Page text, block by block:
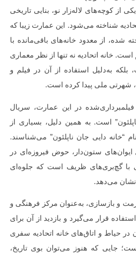
از کوچه‌های لاله‌زار نو، بنایی تاریخی
شناخته می‌شود. این عمارت زیبا که
شده، از معدود خانه‌های باقی‌مانده با
خانه اتحادیه نه تنها از نظر معماری
بلکه به‌دلیل استفاده از آن در فیلم و
شهرتی ملی پیدا کرده است.
در این عمارت، سریال
است. به همین دلیل، بسیاری از
“خانه دایی جان ناپلئون” می‌شناسند.
ستون‌دار، حوض فیروزه‌ای در
با گچ‌بری‌های ظریف است که جلوه‌ای
نشان می‌دهد.
و بازسازی، به‌عنوان مرکز فرهنگی و
قرار می‌گیرد و بازدید از آن برای
حیاط و اتاق‌های خانه اتحادیه سفری
جایی که هنوز می‌توان بوی تاریخ،